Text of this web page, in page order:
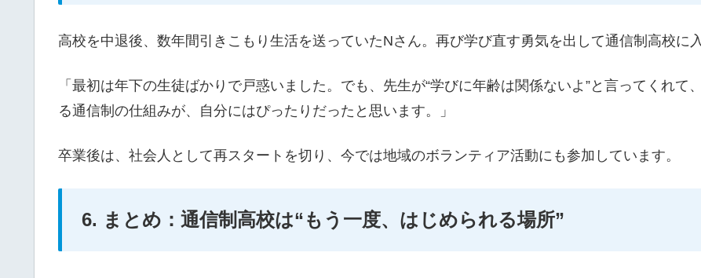
高校を中退後、数年間引きこもり生活を送っていたNさん。再び学び直す勇気を出して通信制高校に
「最初は年下の生徒ばかりで戸惑いました。でも、先生が“学びに年齢は関係ないよ”と言ってくれ
る通信制の仕組みが、自分にはぴったりだったと思います。」
卒業後は、社会人として再スタートを切り、今では地域のボランティア活動にも参加しています。
6. まとめ：通信制高校は“もう一度、はじめられる場所”